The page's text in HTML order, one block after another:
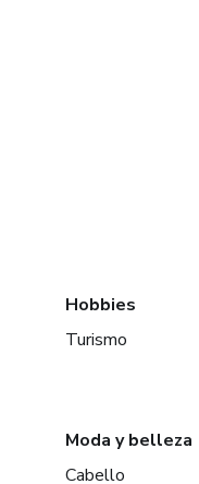
Hobbies
Turismo
Moda y belleza
Cabello